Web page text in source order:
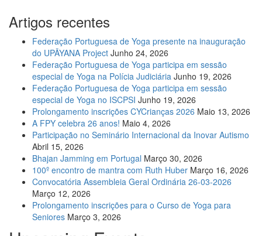
Artigos recentes
Federação Portuguesa de Yoga presente na inauguração
do UPĀYANA Project Junho 24, 2026
Federação Portuguesa de Yoga participa em sessão
especial de Yoga na Polícia Judiciária Junho 19, 2026
Federação Portuguesa de Yoga participa em sessão
especial de Yoga no ISCPSI Junho 19, 2026
Prolongamento inscrições CYCrianças 2026 Maio 13, 2026
A FPY celebra 26 anos! Maio 4, 2026
Participação no Seminário Internacional da Inovar Autismo
Abril 15, 2026
Bhajan Jamming em Portugal Março 30, 2026
100º encontro de mantra com Ruth Huber Março 16, 2026
Convocatória Assembleia Geral Ordinária 26-03-2026
Março 12, 2026
Prolongamento inscrições para o Curso de Yoga para
Seniores Março 3, 2026